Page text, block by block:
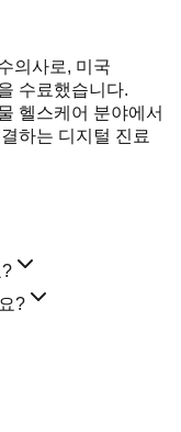
의사로, 미국
수료했습니다.
헬스케어 분야에서
하는 디지털 진료
?